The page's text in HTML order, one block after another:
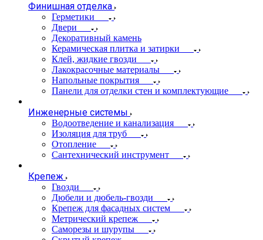
Финишная отделка
Герметики
Двери
Декоративный камень
Керамическая плитка и затирки
Клей, жидкие гвозди
Лакокрасочные материалы
Напольные покрытия
Панели для отделки стен и комплектующие
Инженерные системы
Водоотведение и канализация
Изоляция для труб
Отопление
Сантехнический инструмент
Крепеж
Гвозди
Дюбели и дюбель-гвозди
Крепеж для фасадных систем
Метрический крепеж
Саморезы и шурупы